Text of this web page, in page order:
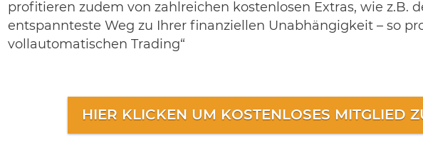
profitieren zudem von zahlreichen kostenlosen Extras, wie z.B.
entspannteste Weg zu Ihrer finanziellen Unabhängigkeit – so
vollautomatischen Trading“
HIER KLICKEN UM KOSTENLOSES MITGLIED